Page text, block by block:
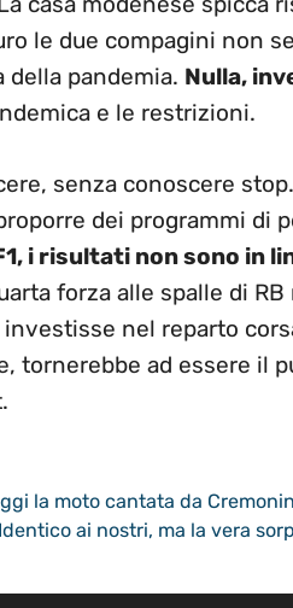
le due compagini non
della pandemia. Nulla,
e le restrizioni.
senza conoscere
dei programmi di
i risultati non sono in
forza alle spalle di
investisse nel reparto
tornerebbe ad essere il
la moto cantata da
ai nostri, ma la vera